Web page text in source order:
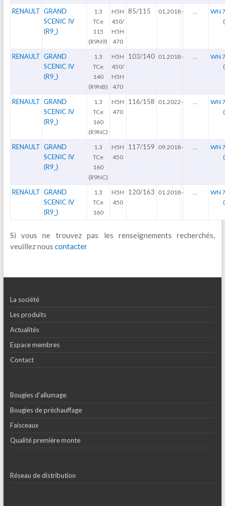
RENAULT GRAND
SCENIC IV
(R9_)
1.3
TCe
115
(R9N9)
H5H
450/
H5H
470
85/115 01.2018-
WN
RENAULT GRAND
SCENIC IV
(R9_)
1.3
TCe
140
(R9NB)
H5H
450/
H5H
470
103/140 01.2018-
WN
RENAULT GRAND
SCENIC IV
(R9_)
1.3
TCe
160
(R9NC)
H5H
470
116/158 01.2022-
WN
RENAULT GRAND
SCENIC IV
(R9_)
1.3
TCe
160
(R9NC)
H5H
450
117/159 09.2018-
WN
RENAULT GRAND
SCENIC IV
(R9_)
1.3
TCe
160
H5H
450
120/163 01.2018-
WN
Si vous ne trouvez pas les renseignements recherchés,
veuillez nous contacter
La société
Les produits
Actualités
Espace membres
Contact
Bougies d’allumage
Bougies de préchauffage
Faisceaux
Qualité première monte
Réseau de distribution